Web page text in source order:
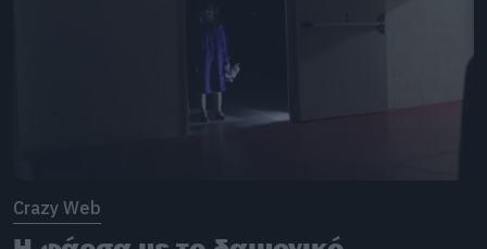
Crazy Web